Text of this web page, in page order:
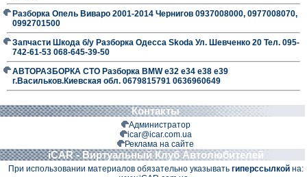
Разборка Опель Виваро 2001-2014 Чернигов 0937008000, 0977008070,
0992701500
Запчасти Шкода б/у Разборка Одесса Skoda Ул. Шевченко 20 Тел. 095-
742-61-53 068-645-39-50
АВТОРАЗБОРКА СТО Разборка BMW е32 е34 е38 е39
г.Васильков.Киевская обл. 0679815791 0636960649
Контакты
Администратор
icar@icar.com.ua
Реклама на сайте
iCAR - Виртуальный Клуб Автолюбителей
При использовании материалов обязательно указывать гиперссылкойна: